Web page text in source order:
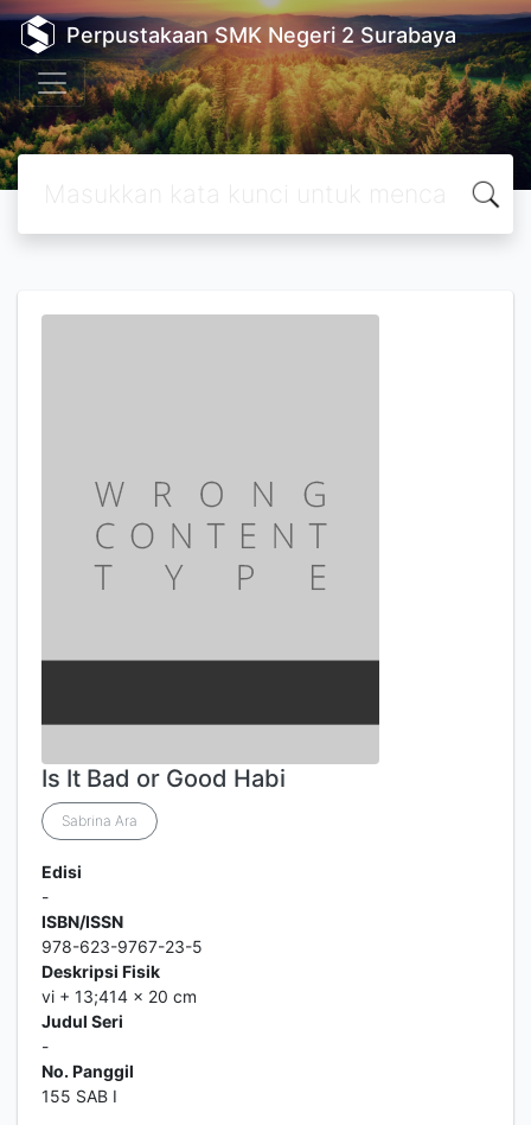
Perpustakaan SMK Negeri 2 Surabaya
Is It Bad or Good Habi
Sabrina Ara
Edisi
-
ISBN/ISSN
978-623-9767-23-5
Deskripsi Fisik
vi + 13;414 x 20 cm
Judul Seri
-
No. Panggil
155 SAB I